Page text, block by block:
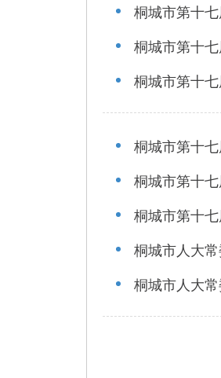
桐城市第十
桐城市第十
桐城市第十
桐城市第十
桐城市第十
桐城市第十
桐城市人大
桐城市人大